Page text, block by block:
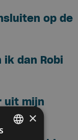
op de
dan Robi
uit mijn
×